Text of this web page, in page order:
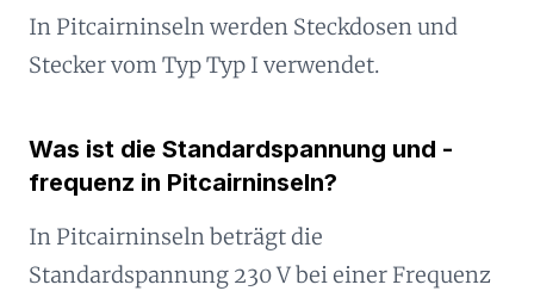
In Pitcairninseln werden Steckdosen und
Stecker vom Typ Typ I verwendet.
Was ist die Standardspannung und -
frequenz in Pitcairninseln?
In Pitcairninseln beträgt die
Standardspannung 230 V bei einer Frequenz